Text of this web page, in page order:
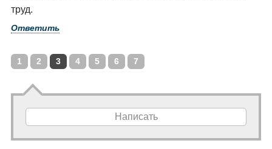
труд.
Ответить
1 2 3 4 5 6 7
Написать